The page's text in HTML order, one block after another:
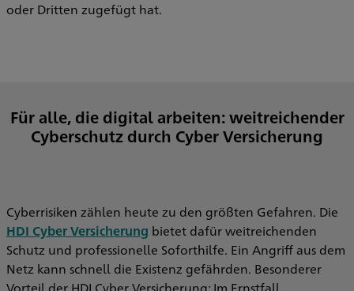
oder Dritten zugefügt hat.
Für alle, die digital arbeiten: weitreichender
Cyberschutz durch Cyber Versicherung
Cyberrisiken zählen heute zu den größten Gefahren. Die
HDI Cyber Versicherung bietet dafür weitreichenden
Schutz und professionelle Soforthilfe. Ein Angriff aus dem
Netz kann schnell die Existenz gefährden. Besonderer
Vorteil der HDI Cyber Versicherung: Im Ernstfall